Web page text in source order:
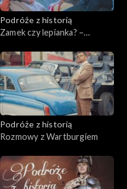
Podróże z historią
Zamek czy lepianka? –
Podróże z historią
Rozmowy z Wartburgiem